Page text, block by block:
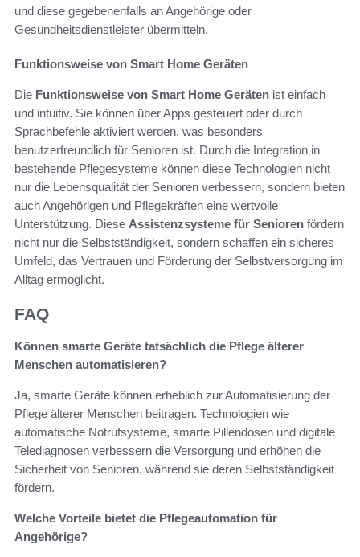
und diese gegebenenfalls an Angehörige oder
Gesundheitsdienstleister übermitteln.
Funktionsweise von Smart Home Geräten
Die Funktionsweise von Smart Home Geräten ist einfach
und intuitiv. Sie können über Apps gesteuert oder durch
Sprachbefehle aktiviert werden, was besonders
benutzerfreundlich für Senioren ist. Durch die Integration in
bestehende Pflegesysteme können diese Technologien nicht
nur die Lebensqualität der Senioren verbessern, sondern bieten
auch Angehörigen und Pflegekräften eine wertvolle
Unterstützung. Diese Assistenzsysteme für Senioren fördern
nicht nur die Selbstständigkeit, sondern schaffen ein sicheres
Umfeld, das Vertrauen und Förderung der Selbstversorgung im
Alltag ermöglicht.
FAQ
Können smarte Geräte tatsächlich die Pflege älterer
Menschen automatisieren?
Ja, smarte Geräte können erheblich zur Automatisierung der
Pflege älterer Menschen beitragen. Technologien wie
automatische Notrufsysteme, smarte Pillendosen und digitale
Telediagnosen verbessern die Versorgung und erhöhen die
Sicherheit von Senioren, während sie deren Selbstständigkeit
fördern.
Welche Vorteile bietet die Pflegeautomation für
Angehörige?